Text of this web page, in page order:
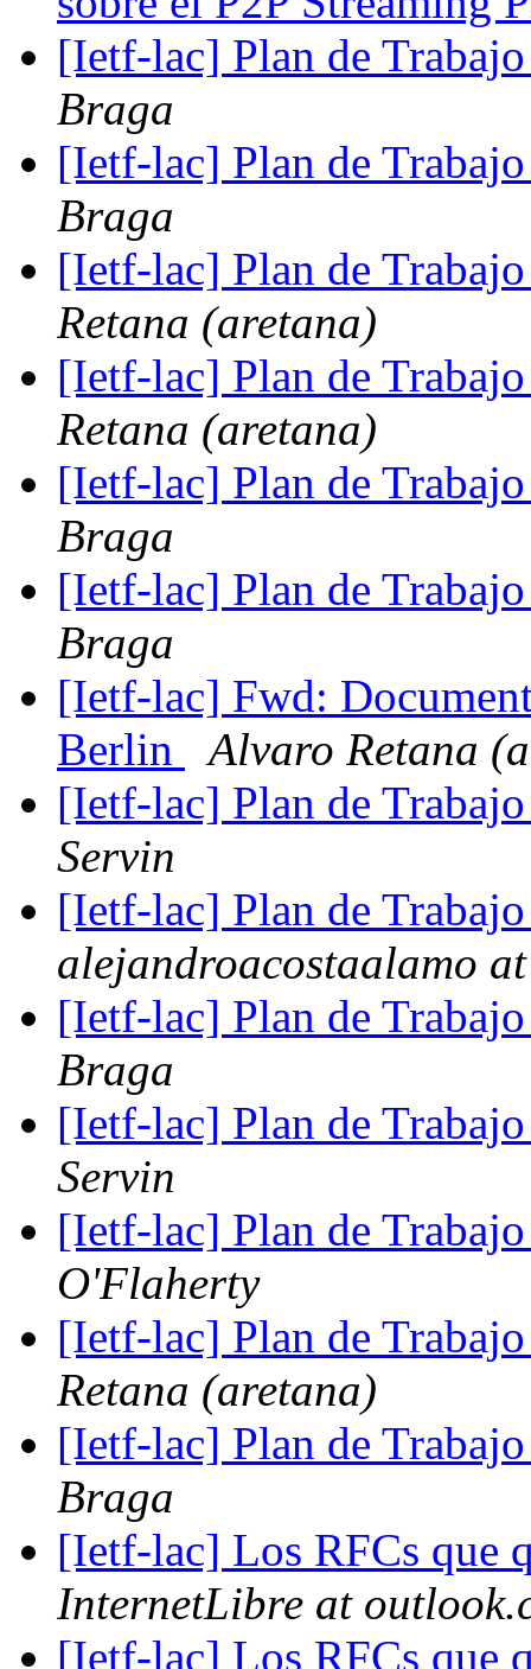
[Ietf-lac] Plan de
Braga
[Ietf-lac] Plan de
Braga
[Ietf-lac] Plan de
Retana (aretana)
[Ietf-lac] Plan de
Retana (aretana)
[Ietf-lac] Plan de
Braga
[Ietf-lac] Plan de
Braga
[Ietf-lac] Fwd:
Berlin
Alvaro Retana
[Ietf-lac] Plan de
Servin
[Ietf-lac] Plan de
alejandroacostaalamo
[Ietf-lac] Plan de
Braga
[Ietf-lac] Plan de
Servin
[Ietf-lac] Plan de
O'Flaherty
[Ietf-lac] Plan de
Retana (aretana)
[Ietf-lac] Plan de
Braga
[Ietf-lac] Los RFCs que
InternetLibre at
[Ietf-lac] Los RFCs que